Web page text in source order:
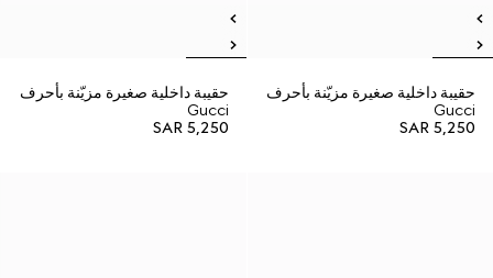
حقيبة داخلية صغيرة مزيّنة بأحرف
Gucci
SAR 5,250
حقيبة داخلية صغيرة مزيّنة بأحرف
Gucci
SAR 5,250